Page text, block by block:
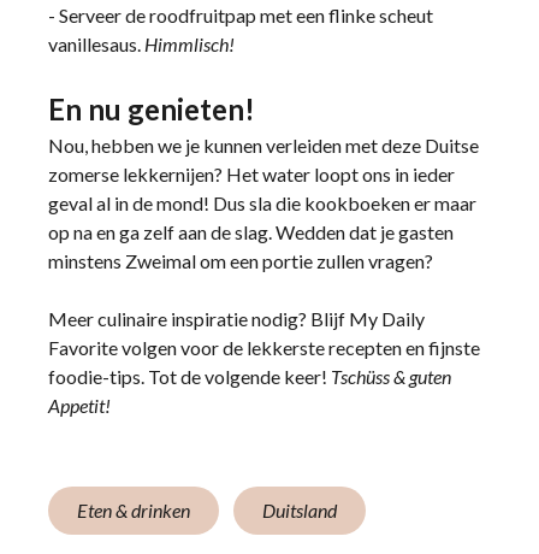
- Serveer de roodfruitpap met een flinke scheut
vanillesaus. Himmlisch!
En nu genieten!
Nou, hebben we je kunnen verleiden met deze Duitse
zomerse lekkernijen? Het water loopt ons in ieder
geval al in de mond! Dus sla die kookboeken er maar
op na en ga zelf aan de slag. Wedden dat je gasten
minstens Zweimal om een portie zullen vragen?
Meer culinaire inspiratie nodig? Blijf My Daily
Favorite volgen voor de lekkerste recepten en fijnste
foodie-tips. Tot de volgende keer! Tschüss & guten
Appetit!
Eten & drinken Duitsland